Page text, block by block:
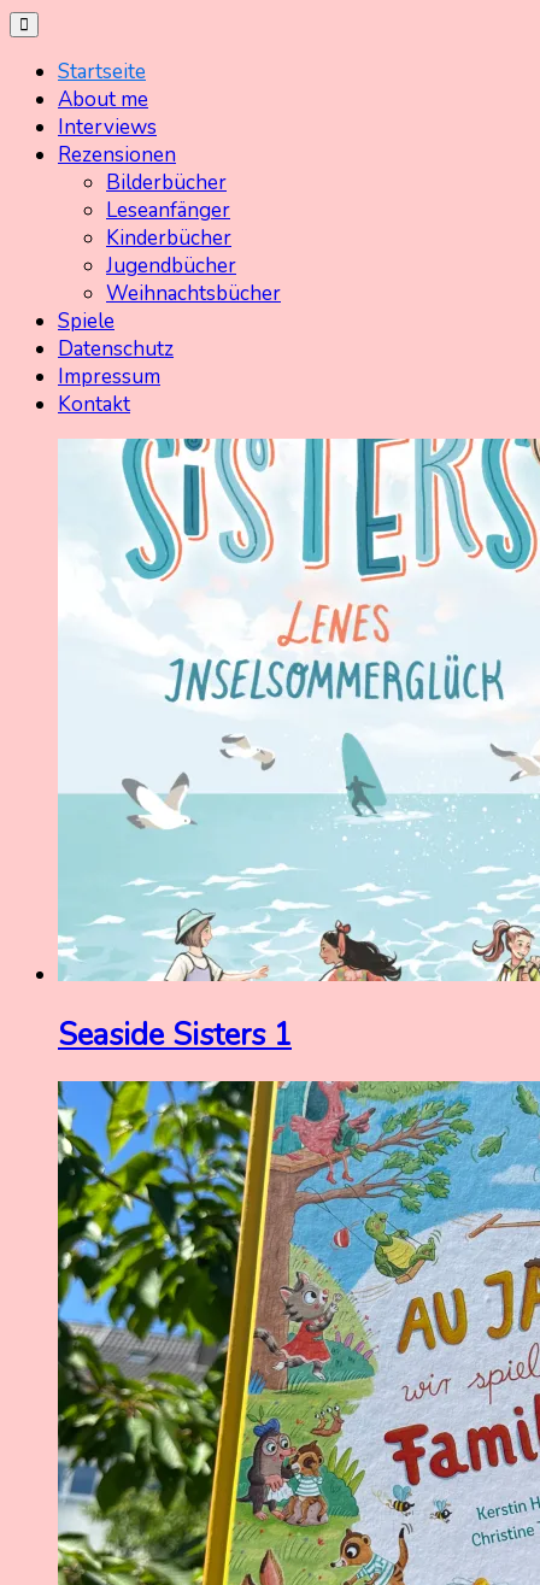
Skip
content
Kinderbuchschatz.de
Kinderbücher mit Herz
Startseite
About me
Interviews
Rezensionen
Bilderbücher
Leseanfänger
Kinderbücher
Jugendbücher
Weihnachtsbücher
Spiele
Datenschutz
Impressum
Kontakt
Seaside Sisters 1